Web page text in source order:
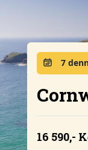
7
16 590,-